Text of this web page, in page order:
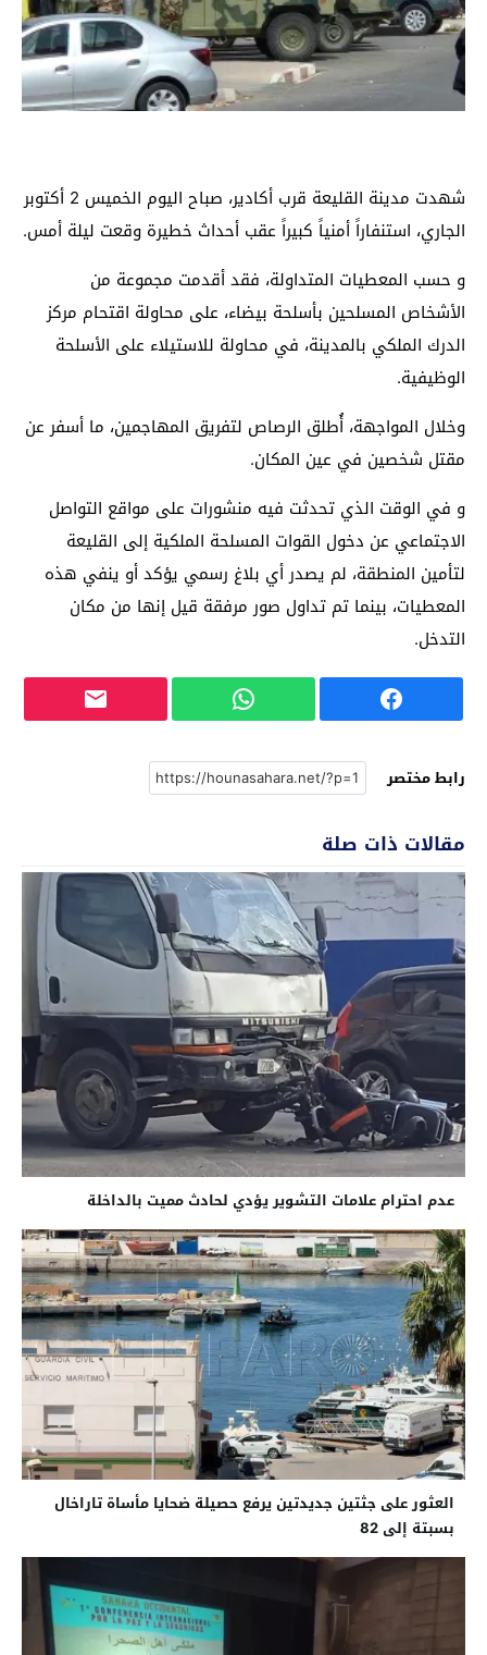
شهدت مدينة القليعة قرب أكادير، صباح اليوم الخميس 2 أكتوبر
الجاري، استنفاراً أمنياً كبيراً عقب أحداث خطيرة وقعت ليلة أمس.
و حسب المعطيات المتداولة، فقد أقدمت مجموعة من
الأشخاص المسلحين بأسلحة بيضاء، على محاولة اقتحام مركز
الدرك الملكي بالمدينة، في محاولة للاستيلاء على الأسلحة
الوظيفية.
وخلال المواجهة، أُطلق الرصاص لتفريق المهاجمين، ما أسفر عن
مقتل شخصين في عين المكان.
و في الوقت الذي تحدثت فيه منشورات على مواقع التواصل
الاجتماعي عن دخول القوات المسلحة الملكية إلى القليعة
لتأمين المنطقة، لم يصدر أي بلاغ رسمي يؤكد أو ينفي هذه
المعطيات، بينما تم تداول صور مرفقة قيل إنها من مكان
التدخل.
رابط مختصر
مقالات ذات صلة
عدم احترام علامات التشوير يؤدي لحادث مميت بالداخلة
العثور على جثتين جديدتين يرفع حصيلة ضحايا مأساة تاراخال
بسبتة إلى 82